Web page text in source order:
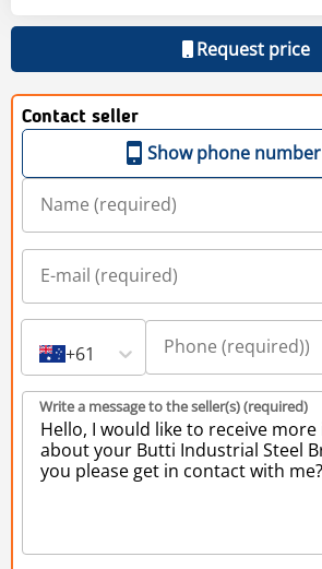
Request price
Contact seller
Show phone number
+61
Write a message to the seller(s) (required)